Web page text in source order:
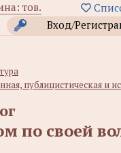
тов.
Вход/
публицистическая и
по своей